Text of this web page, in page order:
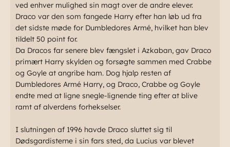
ved enhver mulighed sin magt over de andre elever.
Draco var den som fangede Harry efter han løb ud fra
det sidste møde for Dumbledores Armé, hvilket han blev
tildelt 50 point for.
Da Dracos far senere blev fængslet i Azkaban, gav Draco
primært Harry skylden og forsøgte sammen med Crabbe
og Goyle at angribe ham. Dog hjalp resten af
Dumbledores Armé Harry, og Draco, Crabbe og Goyle
endte med at ligne snegle-lignende ting efter at blive
ramt af alverdens forhekselser.
I slutningen af 1996 havde Draco sluttet sig til
Dødsgardisterne i sin fars sted, da Lucius var blevet